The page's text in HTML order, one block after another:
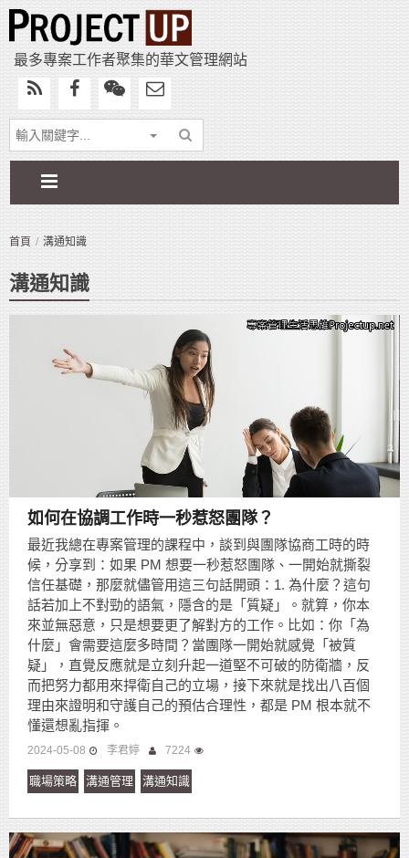
最多專案工作者聚集的華文管理網站
首頁 溝通知識
溝通知識
如何在協調工作時一秒惹怒團隊？
最近我總在專案管理的課程中，談到與團隊協商工時的時
候，分享到：如果 PM 想要一秒惹怒團隊、一開始就撕裂
信任基礎，那麼就儘管用這三句話開頭：1. 為什麼？這句
話若加上不對勁的語氣，隱含的是「質疑」。就算，你本
來並無惡意，只是想要更了解對方的工作。比如：你「為
什麼」會需要這麼多時間？當團隊一開始就感覺「被質
疑」，直覺反應就是立刻升起一道堅不可破的防衛牆，反
而把努力都用來捍衛自己的立場，接下來就是找出八百個
理由來證明和守護自己的預估合理性，都是 PM 根本就不
懂還想亂指揮。
2024-05-08 李君婷 7224
職場策略 溝通管理 溝通知識